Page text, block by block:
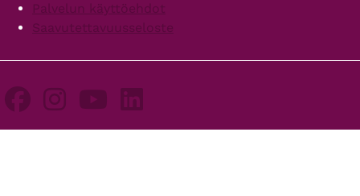
Palvelun käyttöehdot
Saavutettavuusseloste